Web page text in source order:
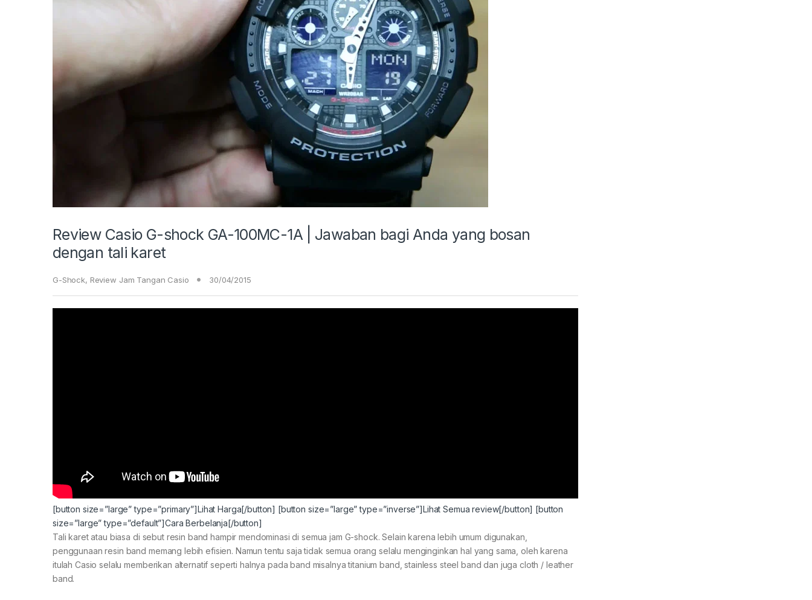
Review Casio G-shock GA-100MC-1A | Jawaban bagi Anda yang bosan
dengan tali karet
G-Shock, Review Jam Tangan Casio 30/04/2015
[button size=”large” type=”primary”]Lihat Harga[/button] [button size=”large” type=”inverse”]Lihat Semua review[/button] [button
size=”large” type=”default”]Cara Berbelanja[/button]
Tali karet atau biasa di sebut resin band hampir mendominasi di semua jam G-shock. Selain karena lebih umum digunakan,
penggunaan resin band memang lebih efisien. Namun tentu saja tidak semua orang selalu menginginkan hal yang sama, oleh karena
itulah Casio selalu memberikan alternatif seperti halnya pada band misalnya titanium band, stainless steel band dan juga cloth / leather
band.